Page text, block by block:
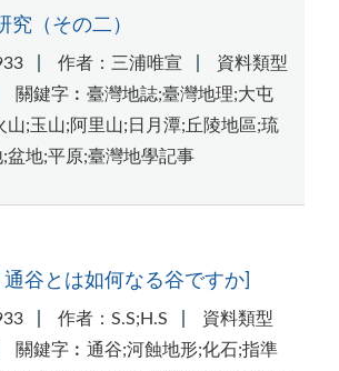
究（その二）
作者：三浦唯宣
資料類型
關鍵字︰臺灣地誌;臺灣地理;大屯
山;玉山;阿里山;日月潭;丘陵地區;琉
盆地;平原;臺灣地學記事
谷とは如何なる谷ですか]
作者：S.S;H.S
資料類型
關鍵字︰通谷;河蝕地形;化石;指準